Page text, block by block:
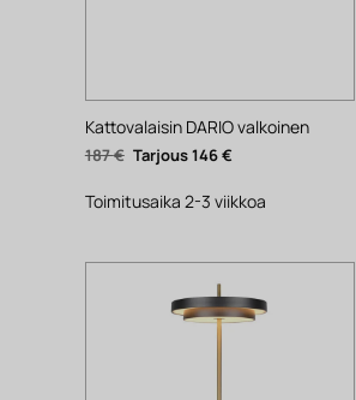
Kattovalaisin DARIO valkoinen
187€ Alkuperäinen
hinta
187 €.
146€Nykyinen
hinta
146 €.
Toimitusaika 2-3 viikkoa